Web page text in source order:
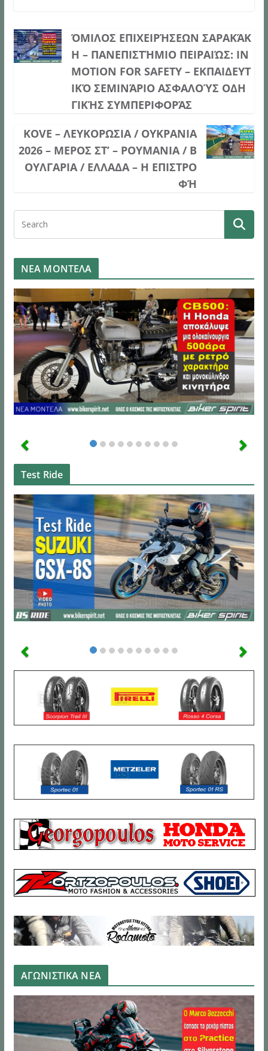
ΌΜΙΛΟΣ ΕΠΙΧΕΙΡΉΣΕΩΝ ΣΑΡΑΚΆΚ
Η – ΠΑΝΕΠΙΣΤΉΜΙΟ ΠΕΙΡΑΙΏΣ: IN
MOTION FOR SAFETY – ΕΚΠΑΙΔΕΥΤ
ΙΚΌ ΣΕΜΙΝΆΡΙΟ ΑΣΦΑΛΟΎΣ ΟΔΗ
ΓΙΚΉΣ ΣΥΜΠΕΡΙΦΟΡΆΣ
KOVE – ΛΕΥΚΟΡΩΣΙΑ / ΟΥΚΡΑΝΙΑ
2026 – ΜΕΡΟΣ ΣΤ’ – ΡΟΥΜΑΝΙΑ / Β
ΟΥΛΓΑΡΙΑ / ΕΛΛΑΔΑ – Η ΕΠΙΣΤΡΟ
ΦΉ
ΝΕΑ ΜΟΝΤΕΛΑ
Test Ride
ΑΓΩΝΙΣΤΙΚΑ ΝΕΑ